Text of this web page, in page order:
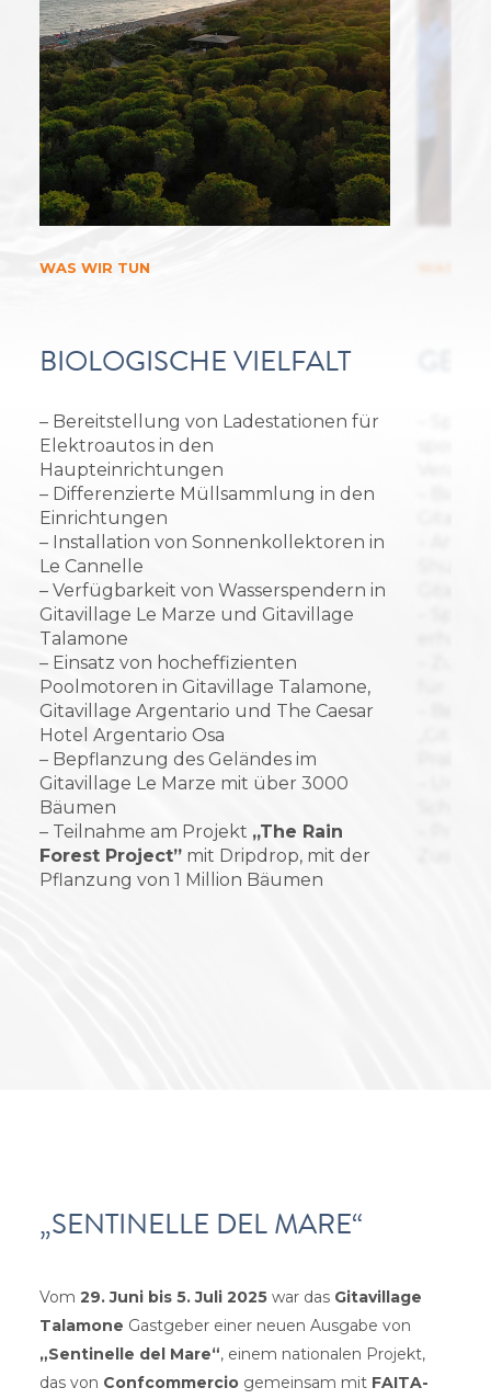
WAS WIR TUN
BIOLOGISCHE VIELFALT
– Bereitstellung von Ladestationen für
Elektroautos in den
Haupteinrichtungen
– Differenzierte Müllsammlung in den
Einrichtungen
– Installation von Sonnenkollektoren in
Le Cannelle
– Verfügbarkeit von Wasserspendern in
Gitavillage Le Marze und Gitavillage
Talamone
– Einsatz von hocheffizienten
Poolmotoren in Gitavillage Talamone,
Gitavillage Argentario und The Caesar
Hotel Argentario Osa
– Bepflanzung des Geländes im
Gitavillage Le Marze mit über 3000
Bäumen
– Teilnahme am Projekt „The Rain
Forest Project”mit Dripdrop, mit der
Pflanzung von 1 Million Bäumen
„SENTINELLE DEL MARE“
Vom 29. Juni bis 5. Juli 2025war das Gitavillage
Talamone Gastgeber einer neuen Ausgabe von
„Sentinelle del Mare“, einem nationalen Projekt,
das von Confcommerciogemeinsam mit FAITA-